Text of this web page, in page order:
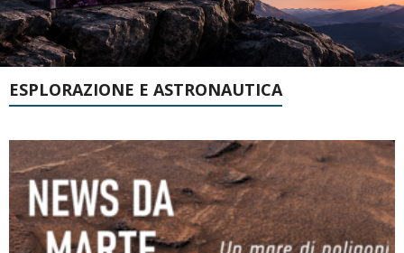
ESPLORAZIONE E ASTRONAUTICA